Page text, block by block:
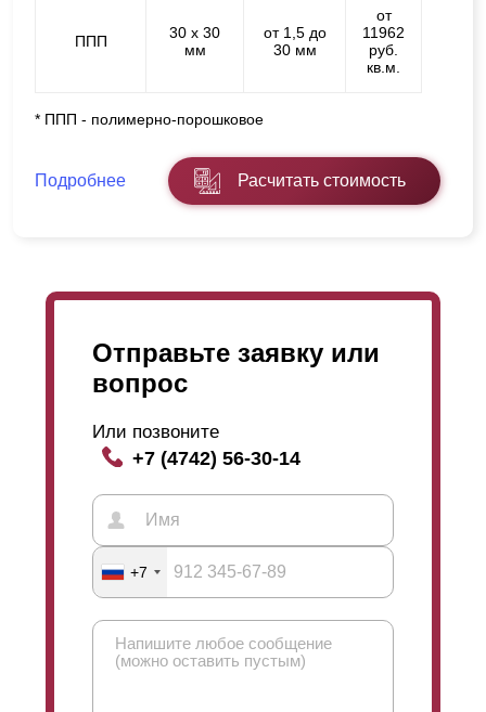
ППП
30 х 30
мм
от 1,5 до
30 мм
от
11962
руб.
кв.м.
* ППП - полимерно-порошковое
Подробнее Расчитать стоимость
Отправьте заявку или
вопрос
Или позвоните
+7 (4742) 56-30-14
+7